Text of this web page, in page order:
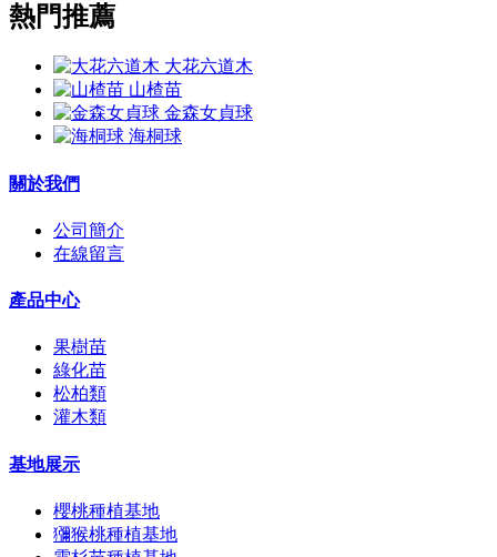
熱門推薦
大花六道木
山楂苗
金森女貞球
海桐球
關於我們
公司簡介
在線留言
產品中心
果樹苗
綠化苗
松柏類
灌木類
基地展示
櫻桃種植基地
獼猴桃種植基地